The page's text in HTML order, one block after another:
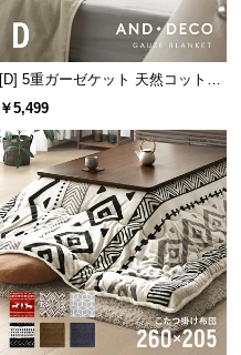
[D] 5重ガーゼケット 天然コットン
100% 速乾 抗菌 洗える
￥5,499